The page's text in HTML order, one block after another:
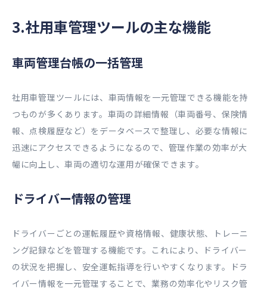
3.社用車管理ツールの主な機能
車両管理台帳の一括管理
社用車管理ツールには、車両情報を一元管理できる機能を持
つものが多くあります。車両の詳細情報（車両番号、保険情
報、点検履歴など）をデータベースで整理し、必要な情報に
迅速にアクセスできるようになるので、管理作業の効率が大
幅に向上し、車両の適切な運用が確保できます。
ドライバー情報の管理
ドライバーごとの運転履歴や資格情報、健康状態、トレーニ
ング記録などを管理する機能です。これにより、ドライバー
の状況を把握し、安全運転指導を行いやすくなります。ドラ
イバー情報を一元管理することで、業務の効率化やリスク管